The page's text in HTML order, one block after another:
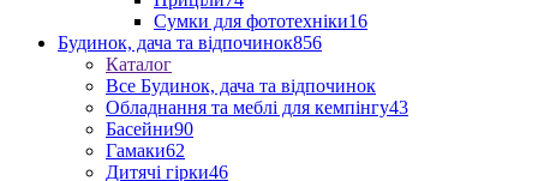
Сумки для фототехніки16
Будинок, дача та відпочинок856
Каталог
Все Будинок, дача та відпочинок
Обладнання та меблі для кемпінгу43
Басейни90
Гамаки62
Дитячі гірки46